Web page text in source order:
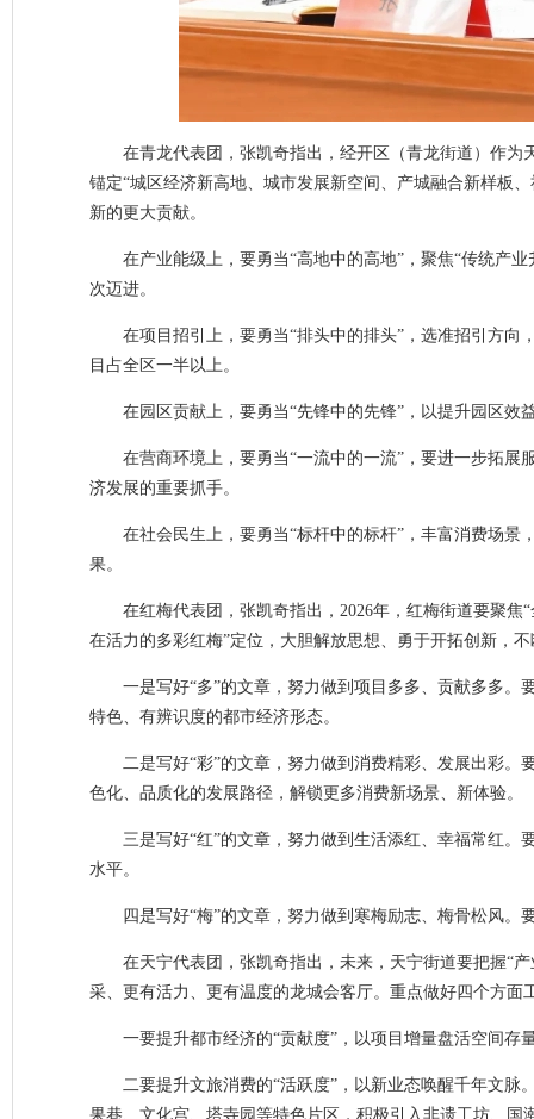
在青龙代表团，张凯奇指出，经开区（青龙街道）作为
锚定“城区经济新高地、城市发展新空间、产城融合新样板
新的更大贡献。
在产业能级上，要勇当“高地中的高地”，聚焦“传统产
次迈进。
在项目招引上，要勇当“排头中的排头”，选准招引方
目占全区一半以上。
在园区贡献上，要勇当“先锋中的先锋”，以提升园区
在营商环境上，要勇当“一流中的一流”，要进一步拓
济发展的重要抓手。
在社会民生上，要勇当“标杆中的标杆”，丰富消费场
果。
在红梅代表团，张凯奇指出，2026年，红梅街道要聚
在活力的多彩红梅”定位，大胆解放思想、勇于开拓创新，
一是写好“多”的文章，努力做到项目多多、贡献多多
特色、有辨识度的都市经济形态。
二是写好“彩”的文章，努力做到消费精彩、发展出彩
色化、品质化的发展路径，解锁更多消费新场景、新体验。
三是写好“红”的文章，努力做到生活添红、幸福常红
水平。
四是写好“梅”的文章，努力做到寒梅励志、梅骨松风
在天宁代表团，张凯奇指出，未来，天宁街道要把握“
采、更有活力、更有温度的龙城会客厅。重点做好四个方面
一要提升都市经济的“贡献度”，以项目增量盘活空间
二要提升文旅消费的“活跃度”，以新业态唤醒千年文
果巷、文化宫、塔寺园等特色片区，积极引入非遗工坊、国